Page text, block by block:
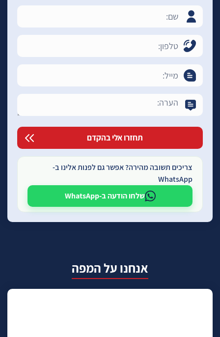
צריכים תשובה מהירה? אפשר גם לפנות אלינו ב-
WhatsApp
שלחו הודעה ב-WhatsApp
אנחנו על המפה